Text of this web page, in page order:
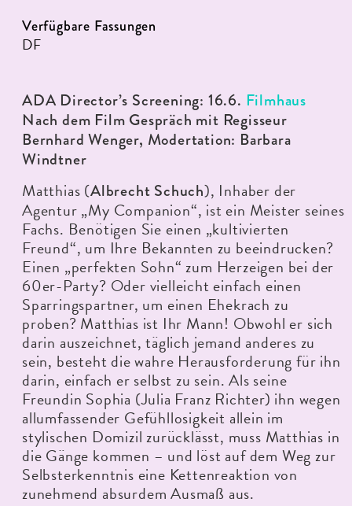
Verfügbare Fassungen
DF
ADA Director’s Screening: 16.6. Filmhaus
Nach dem Film Gespräch mit Regisseur
Bernhard Wenger, Modertation: Barbara
Windtner
Matthias (Albrecht Schuch), Inhaber der
Agentur „My Companion“, ist ein Meister seines
Fachs. Benötigen Sie einen „kultivierten
Freund“, um Ihre Bekannten zu beeindrucken?
Einen „perfekten Sohn“ zum Herzeigen bei der
60er-Party? Oder vielleicht einfach einen
Sparringspartner, um einen Ehekrach zu
proben? Matthias ist Ihr Mann! Obwohl er sich
darin auszeichnet, täglich jemand anderes zu
sein, besteht die wahre Herausforderung für ihn
darin, einfach er selbst zu sein. Als seine
Freundin Sophia (Julia Franz Richter) ihn wegen
allumfassender Gefühllosigkeit allein im
stylischen Domizil zurücklässt, muss Matthias in
die Gänge kommen – und löst auf dem Weg zur
Selbsterkenntnis eine Kettenreaktion von
zunehmend absurdem Ausmaß aus.